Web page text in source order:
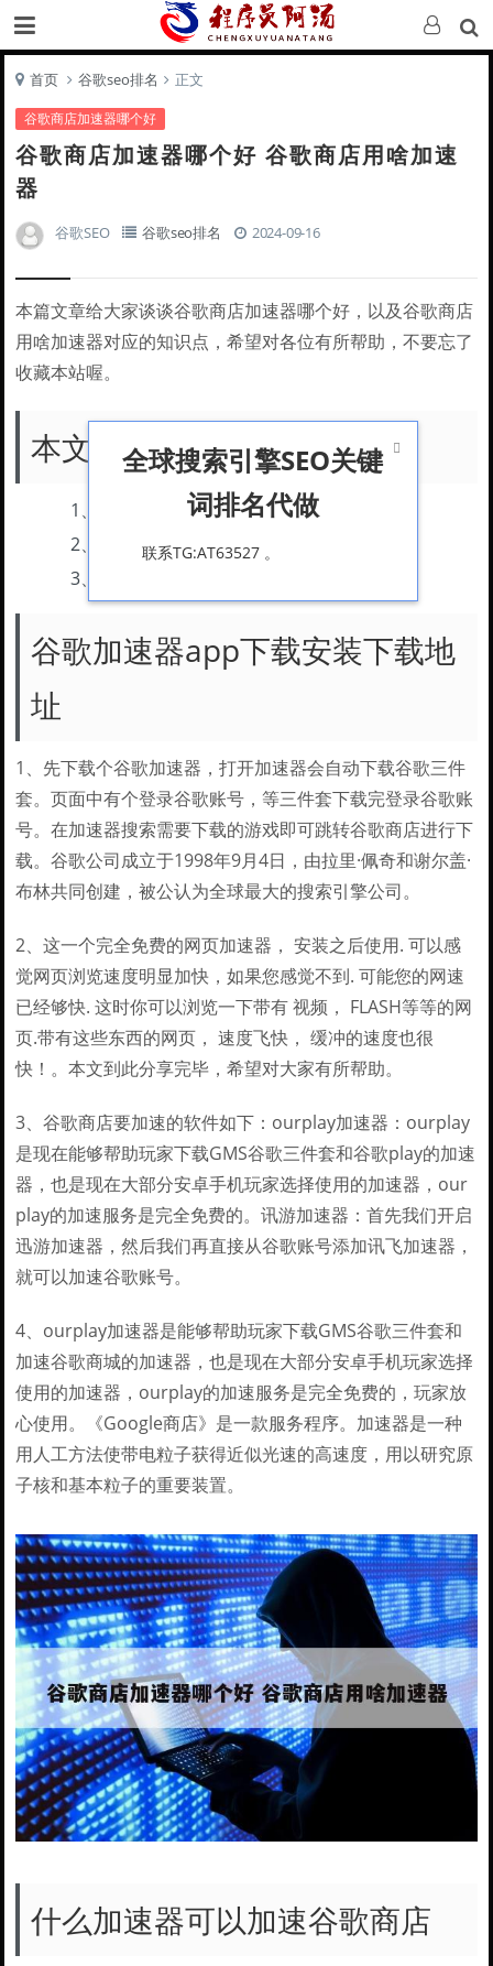
首页 谷歌seo排名 正文
谷歌商店加速器哪个好
谷歌商店加速器哪个好 谷歌商店用啥加速
器
谷歌SEO 谷歌seo排名 2024-09-16
本篇文章给大家谈谈谷歌商店加速器哪个好，以及谷歌商店
用啥加速器对应的知识点，希望对各位有所帮助，不要忘了
收藏本站喔。
本文目录一览：
1、
谷歌加速器app下载安装下载地址
2、
什么加速器可以加速谷歌商店
3、
谷歌加速器app下载安装下载地
址
1、先下载个谷歌加速器，打开加速器会自动下载谷歌三件
套。页面中有个登录谷歌账号，等三件套下载完登录谷歌账
号。在加速器搜索需要下载的游戏即可跳转谷歌商店进行下
载。谷歌公司成立于1998年9月4日，由拉里·佩奇和谢尔盖·
布林共同创建，被公认为全球最大的搜索引擎公司。
2、这一个完全免费的网页加速器， 安装之后使用. 可以感
觉网页浏览速度明显加快，如果您感觉不到. 可能您的网速
已经够快. 这时你可以浏览一下带有 视频， FLASH等等的网
页.带有这些东西的网页， 速度飞快， 缓冲的速度也很
快！。本文到此分享完毕，希望对大家有所帮助。
3、谷歌商店要加速的软件如下：ourplay加速器：ourplay
是现在能够帮助玩家下载GMS谷歌三件套和谷歌play的加速
器，也是现在大部分安卓手机玩家选择使用的加速器，our
play的加速服务是完全免费的。讯游加速器：首先我们开启
迅游加速器，然后我们再直接从谷歌账号添加讯飞加速器，
就可以加速谷歌账号。
4、ourplay加速器是能够帮助玩家下载GMS谷歌三件套和
加速谷歌商城的加速器，也是现在大部分安卓手机玩家选择
使用的加速器，ourplay的加速服务是完全免费的，玩家放
心使用。《Google商店》是一款服务程序。加速器是一种
用人工方法使带电粒子获得近似光速的高速度，用以研究原
子核和基本粒子的重要装置。
什么加速器可以加速谷歌商店

全球搜索引擎SEO关键
词排名代做
联系TG:AT63527 。